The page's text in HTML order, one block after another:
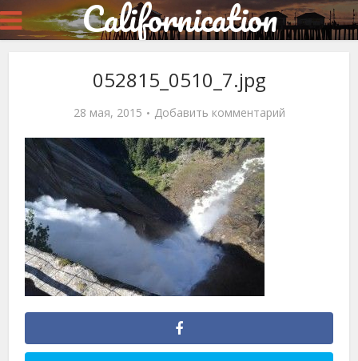
Californication
052815_0510_7.jpg
28 мая, 2015 Добавить комментарий